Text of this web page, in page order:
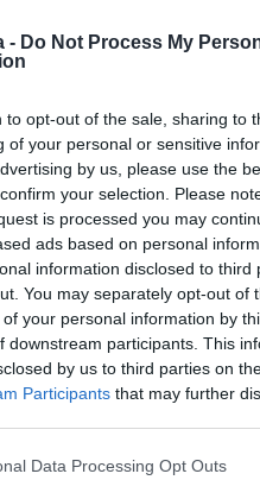
- Do Not Process My
to opt-out of the sale, sharing to
of your personal or sensitive
by us, please use the
your selection. Please
is processed you may
ads based on personal
information disclosed to third
You may separately opt-out of
your personal information by
downstream participants. This
by us to third parties on
Participants that may further
Data Processing Opt Outs
ΑΝΤΙΜΕΤΩΠΙΣΗ
πιγούνι: Γιατί
| Πώς